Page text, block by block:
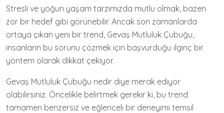
Stresli ve yoğun yaşam tarzımızda mutlu olmak, bazen
zor bir hedef gibi görünebilir. Ancak son zamanlarda
ortaya çıkan yeni bir trend, Gevaş Mutluluk Çubuğu,
insanların bu sorunu çözmek için başvurduğu ilginç bir
yöntem olarak dikkat çekiyor.
Gevaş Mutluluk Çubuğu nedir diye merak ediyor
olabilirsiniz. Öncelikle belirtmek gerekir ki, bu trend
tamamen benzersiz ve eğlenceli bir deneyimi temsil